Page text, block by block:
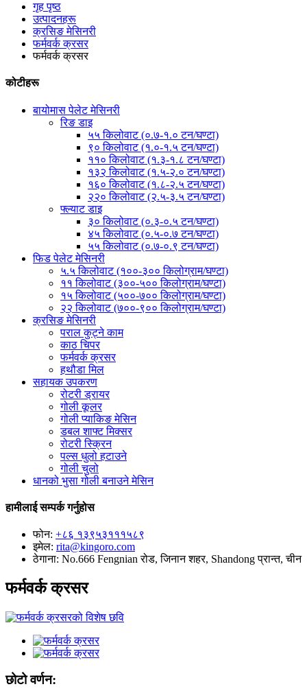
गृह पृष्ठ
उत्पादनहरू
क्रसिङ मेसिनरी
फर्मवर्क क्रसर
फर्मवर्क क्रसर
कोटीहरू
बायोमास पेलेट मेसिनरी
रिङ डाइ
५५ किलोवाट (०.७-१.० टन/घण्टा)
९० किलोवाट (१.०-१.५ टन/घण्टा)
११० किलोवाट (१.३-१.८ टन/घण्टा)
१३२ किलोवाट (१.५-२.० टन/घण्टा)
१६० किलोवाट (१.८-२.५ टन/घण्टा)
२२० किलोवाट (२.५-३.५ टन/घण्टा)
फ्ल्याट डाइ
३० किलोवाट (०.३-०.५ टन/घण्टा)
४५ किलोवाट (०.५-०.७ टन/घण्टा)
५५ किलोवाट (०.७-०.९ टन/घण्टा)
फिड पेलेट मेसिनरी
५.५ किलोवाट (१००-३०० किलोग्राम/घण्टा)
११ किलोवाट (३००-५०० किलोग्राम/घण्टा)
१५ किलोवाट (५००-७०० किलोग्राम/घण्टा)
२२ किलोवाट (७००-९०० किलोग्राम/घण्टा)
क्रसिङ मेसिनरी
पराल कुट्ने काम
काठ चिपर
फर्मवर्क क्रसर
हथौडा मिल
सहायक उपकरण
रोटरी ड्रायर
गोली कूलर
गोली प्याकिङ मेसिन
डबल शाफ्ट मिक्सर
रोटरी स्क्रिन
पल्स धुलो हटाउने
गोली चुलो
धानको भुसा गोली बनाउने मेसिन
हामीलाई सम्पर्क गर्नुहोस
फोन: +८६ १३९५३१११५८९
इमेल: rita@kingoro.com
ठेगाना: No.666 Fengnian रोड, जिनान शहर, Shandong प्रान्त, चीन
फर्मवर्क क्रसर
छोटो वर्णन: